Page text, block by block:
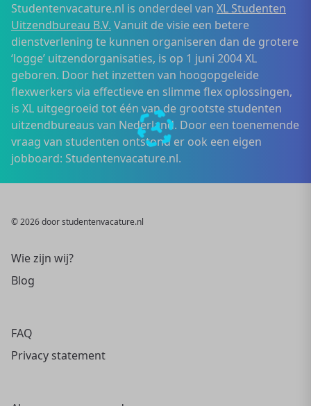
Studentenvacature.nl is onderdeel van XL Studenten
Uitzendbureau B.V. Vanuit de visie een betere
dienstverlening te kunnen organiseren dan de grotere
‘logge’ uitzendorganisaties, is op 1 juni 2004 XL
geboren. Door het inzetten van hoogopgeleide
flexwerkers via effectieve en slimme flex oplossingen,
is XL uitgegroeid tot één van de grootste studenten
uitzendbureaus van Nederland. Door een toenemende
vraag van studenten ontstond er ook een eigen
jobboard: Studentenvacature.nl.
© 2026 door studentenvacature.nl
Wie zijn wij?
Blog
FAQ
Privacy statement